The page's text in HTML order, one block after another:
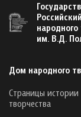
народного
им. В.Д.
Дом народного
Страницы истории
творчества